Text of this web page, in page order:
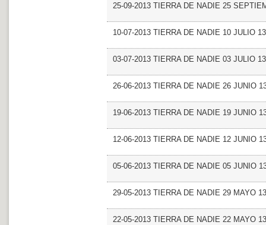
25-09-2013 TIERRA DE NADIE 25
10-07-2013 TIERRA DE NADIE 10 JULIO 13
03-07-2013 TIERRA DE NADIE 03 JULIO 13
26-06-2013 TIERRA DE NADIE 26 JUNIO
19-06-2013 TIERRA DE NADIE 19 JUNIO
12-06-2013 TIERRA DE NADIE 12 JUNIO
05-06-2013 TIERRA DE NADIE 05 JUNIO
29-05-2013 TIERRA DE NADIE 29 MAYO 13
22-05-2013 TIERRA DE NADIE 22 MAYO 13